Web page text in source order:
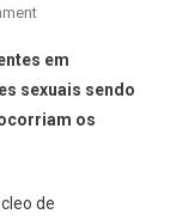
On
Detidos
Por
Roubo
Das
em
sexuais sendo
os
de